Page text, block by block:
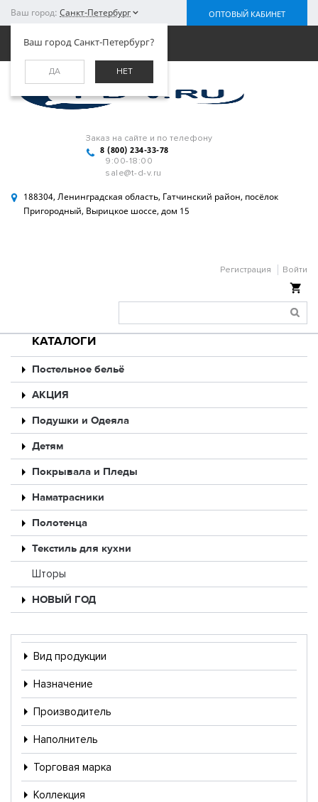
Ваш город: Санкт-Петербург
Ваш город Санкт-Петербург?
ДА НЕТ
ОПТОВЫЙ КАБИНЕТ
Заказ на сайте и по телефону
8 (800) 234-33-78
9:00-18:00
sale@t-d-v.ru
188304, Ленинградская область, Гатчинский район, посёлок
Пригородный, Вырицкое шоссе, дом 15
Регистрация Войти
Меню
КАТАЛОГИ
Постельное бельё
АКЦИЯ
Подушки и Одеяла
Детям
Покрывала и Пледы
Наматрасники
Полотенца
Текстиль для кухни
Шторы
НОВЫЙ ГОД
Вид продукции
Назначение
Производитель
Наполнитель
Торговая марка
Коллекция